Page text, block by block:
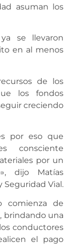
asuman los
se llevaron
en al menos
de los
los fondos
creciendo
por eso que
consciente
por un
dijo Matías
Seguridad Vial.
comienza de
brindando una
conductores
el pago